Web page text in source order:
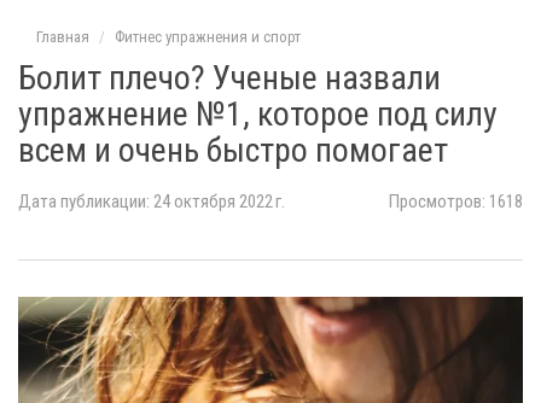
Главная Фитнес упражнения и спорт
Болит плечо? Ученые назвали
упражнение №1, которое под силу
всем и очень быстро помогает
Дата публикации: 24 октября 2022 г. Просмотров: 1618